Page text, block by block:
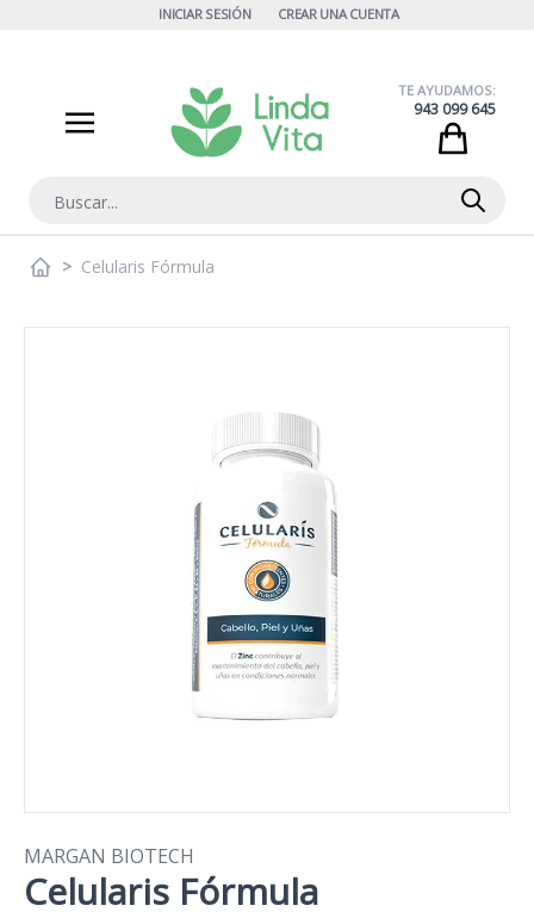
INICIAR SESIÓN CREAR UNA CUENTA
Buscar
TE AYUDAMOS:
943 099 645
> Celularis Fórmula
MARGAN BIOTECH
Celularis Fórmula